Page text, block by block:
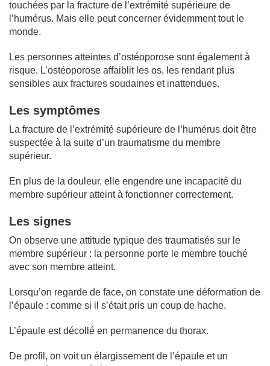
touchées par la fracture de l’extrémité supérieure de
l’humérus. Mais elle peut concerner évidemment tout le
monde.
Les personnes atteintes d’ostéoporose sont également à
risque. L’ostéoporose affaiblit les os, les rendant plus
sensibles aux fractures soudaines et inattendues.
Les symptômes
La fracture de l’extrémité supérieure de l’humérus doit être
suspectée à la suite d’un traumatisme du membre
supérieur.
En plus de la douleur, elle engendre une incapacité du
membre supérieur atteint à fonctionner correctement.
Les signes
On observe une attitude typique des traumatisés sur le
membre supérieur : la personne porte le membre touché
avec son membre atteint.
Lorsqu’on regarde de face, on constate une déformation de
l’épaule : comme si il s’était pris un coup de hache.
L’épaule est décollé en permanence du thorax.
De profil, on voit un élargissement de l’épaule et un